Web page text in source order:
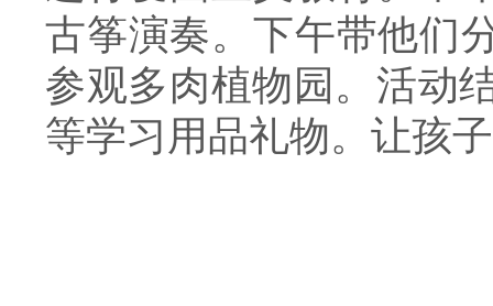
古筝演奏。下午带他们
参观多肉植物园。活动
等学习用品礼物。让孩